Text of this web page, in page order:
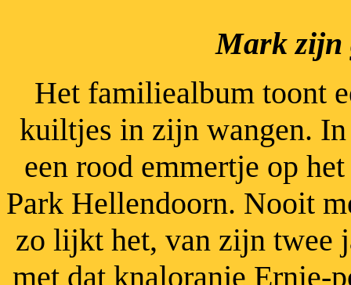
Mark zijn
Het familiealbum toont
kuiltjes in zijn wangen.
een rood emmertje op
Park Hellendoorn. Nooit
zo lijkt het, van zijn twee
met dat knaloranje Ernie-